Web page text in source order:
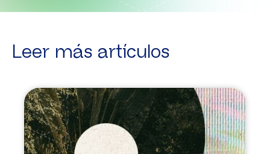
Leer más artículos